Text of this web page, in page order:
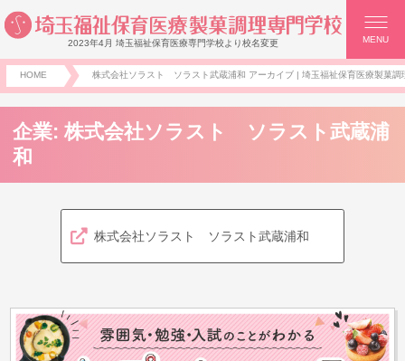
2023年4月 埼玉福祉保育医療専門学校より校名変更 MENU
HOME 株式会社ソラスト ソラスト武蔵浦和 アーカイブ | 埼玉福祉保育医療製菓調
企業:株式会社ソラスト ソラスト武蔵浦
和
株式会社ソラスト ソラスト武蔵浦和